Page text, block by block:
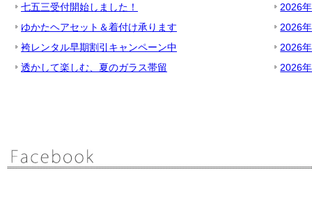
七五三受付開始しました！
ゆかたヘアセット＆着付け承ります
袴レンタル早期割引キャンペーン中
透かして楽しむ、夏のガラス帯留
2026
2026
2026
2026